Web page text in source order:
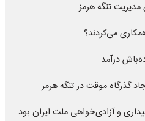
تنگه هرمز
می‌کردند؟
درآمد
گذرگاه موقت در تنگه هرمز
و آزادی‌خواهی ملت ایران بود